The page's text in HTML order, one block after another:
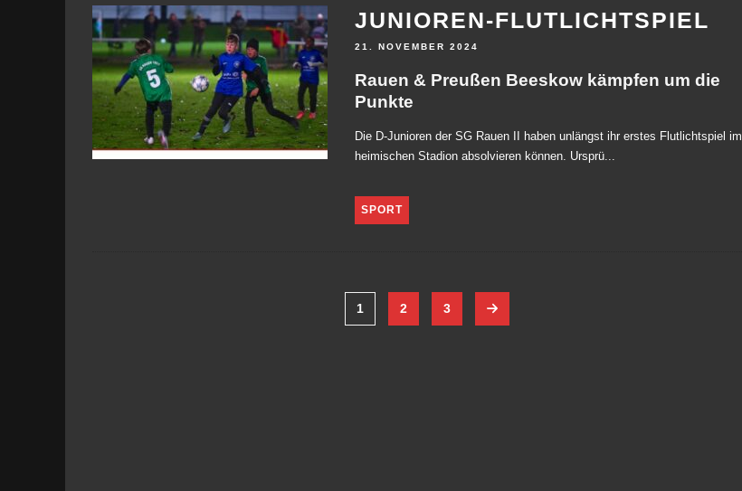
JUNIOREN-FLUTLICHTSPIEL
21. NOVEMBER 2024
Rauen & Preußen Beeskow kämpfen um die
Punkte
Die D-Junioren der SG Rauen II haben unlängst ihr erstes Flutlichtspiel im
heimischen Stadion absolvieren können. Ursprü...
SPORT
1 2 3